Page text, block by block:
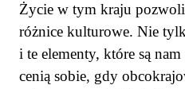
Życie w tym kraju
różnice kulturowe. Nie
i te elementy, które są
cenią sobie, gdy